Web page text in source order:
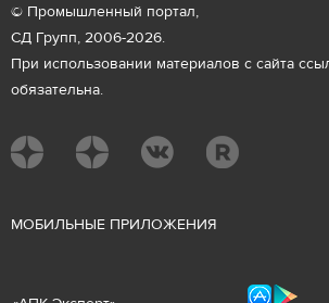
© Промышленный портал,
СД Групп, 2006-2026.
При использовании материалов с сайта
обязательна.
МОБИЛЬНЫЕ ПРИЛОЖЕНИЯ